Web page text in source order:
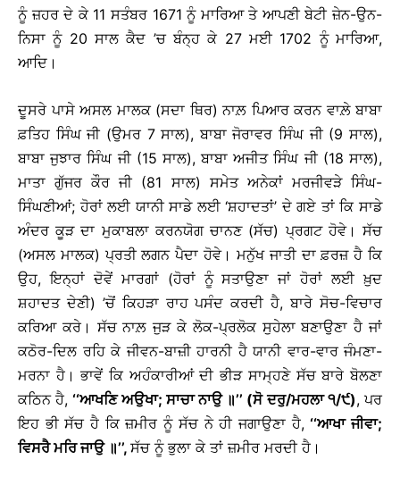
ਨੂੰ ਜ਼ਹਰ ਦੇ ਕੇ 11 ਸਤੰਬਰ 1671 ਨੂੰ ਮਾਰਿਆ ਤੇ ਆਪਣੀ ਬੇਟੀ ਜ਼ੇਨ-ਉਨ-
ਨਿਸਾ ਨੂੰ 20 ਸਾਲ ਕੈਦ ’ਚ ਬੰਨ੍ਹ ਕੇ 27 ਮਈ 1702 ਨੂੰ ਮਾਰਿਆ,
ਆਦਿ।
ਦੂਸਰੇ ਪਾਸੇ ਅਸਲ ਮਾਲਕ (ਸਦਾ ਥਿਰ) ਨਾਲ਼ ਪਿਆਰ ਕਰਨ ਵਾਲ਼ੇ ਬਾਬਾ
ਫ਼ਤਿਹ ਸਿੰਘ ਜੀ (ਉਮਰ 7 ਸਾਲ), ਬਾਬਾ ਜੋਰਾਵਰ ਸਿੰਘ ਜੀ (9 ਸਾਲ),
ਬਾਬਾ ਜੁਝਾਰ ਸਿੰਘ ਜੀ (15 ਸਾਲ), ਬਾਬਾ ਅਜੀਤ ਸਿੰਘ ਜੀ (18 ਸਾਲ),
ਮਾਤਾ ਗੁੱਜਰ ਕੌਰ ਜੀ (81 ਸਾਲ) ਸਮੇਤ ਅਨੇਕਾਂ ਮਰਜੀਵੜੇ ਸਿੰਘ-
ਸਿੰਘਣੀਆਂ; ਹੋਰਾਂ ਲਈ ਯਾਨੀ ਸਾਡੇ ਲਈ ‘ਸ਼ਹਾਦਤਾਂ’ ਦੇ ਗਏ ਤਾਂ ਕਿ ਸਾਡੇ
ਅੰਦਰ ਕੂੜ ਦਾ ਮੁਕਾਬਲਾ ਕਰਨਯੋਗ ਚਾਨਣ (ਸੱਚ) ਪ੍ਰਗਟ ਹੋਵੇ। ਸੱਚ
(ਅਸਲ ਮਾਲਕ) ਪ੍ਰਤੀ ਲਗਨ ਪੈਦਾ ਹੋਵੇ। ਮਨੁੱਖ ਜਾਤੀ ਦਾ ਫ਼ਰਜ਼ ਹੈ ਕਿ
ਉਹ, ਇਨ੍ਹਾਂ ਦੋਵੇਂ ਮਾਰਗਾਂ (ਹੋਰਾਂ ਨੂੰ ਸਤਾਉਣਾ ਜਾਂ ਹੋਰਾਂ ਲਈ ਖ਼ੁਦ
ਸ਼ਹਾਦਤ ਦੇਣੀ) ’ਚੋਂ ਕਿਹੜਾ ਰਾਹ ਪਸੰਦ ਕਰਦੀ ਹੈ, ਬਾਰੇ ਸੋਚ-ਵਿਚਾਰ
ਕਰਿਆ ਕਰੇ। ਸੱਚ ਨਾਲ਼ ਜੁੜ ਕੇ ਲੋਕ-ਪ੍ਰਲੋਕ ਸੁਹੇਲਾ ਬਣਾਉਣਾ ਹੈ ਜਾਂ
ਕਠੋਰ-ਦਿਲ ਰਹਿ ਕੇ ਜੀਵਨ-ਬਾਜ਼ੀ ਹਾਰਨੀ ਹੈ ਯਾਨੀ ਵਾਰ-ਵਾਰ ਜੰਮਣਾ-
ਮਰਨਾ ਹੈ। ਭਾਵੇਂ ਕਿ ਅਹੰਕਾਰੀਆਂ ਦੀ ਭੀੜ ਸਾਮ੍ਹਣੇ ਸੱਚ ਬਾਰੇ ਬੋਲਣਾ
ਕਠਿਨ ਹੈ,‘‘ਆਖਣਿ ਅਉਖਾ; ਸਾਚਾ ਨਾਉ ॥’’ (ਸੋ ਦਰੁ/ਮਹਲਾ ੧/੯), ਪਰ
ਇਹ ਭੀ ਸੱਚ ਹੈ ਕਿ ਜ਼ਮੀਰ ਨੂੰ ਸੱਚ ਨੇ ਹੀ ਜਗਾਉਣਾ ਹੈ,‘‘ਆਖਾ ਜੀਵਾ;
ਵਿਸਰੈ ਮਰਿ ਜਾਉ ॥’’, ਸੱਚ ਨੂੰ ਭੁਲਾ ਕੇ ਤਾਂ ਜ਼ਮੀਰ ਮਰਦੀ ਹੈ।